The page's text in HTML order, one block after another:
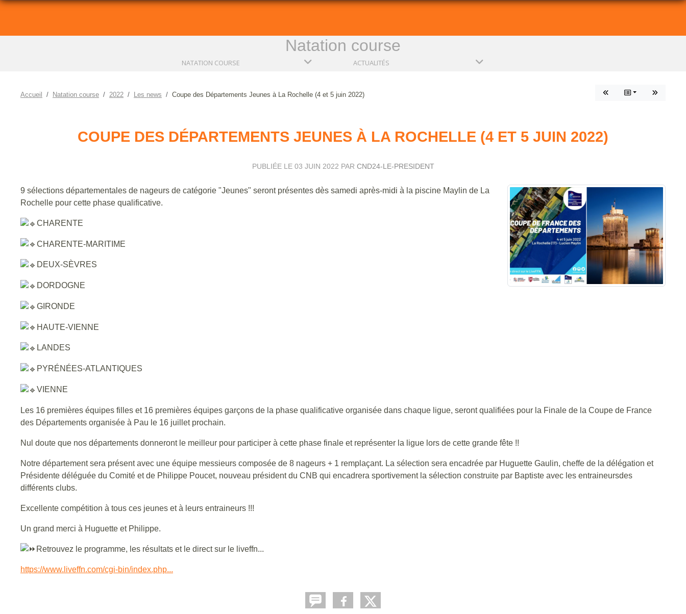
Natation course
NATATION COURSE ACTUALITÉS
Accueil Natation course 2022 Les news Coupe des Départements Jeunes à La Rochelle (4 et 5 juin 2022)
COUPE DES DÉPARTEMENTS JEUNES À LA ROCHELLE (4 ET 5 JUIN 2022)
PUBLIÉE LE 03 JUIN 2022 PAR CND24-LE-PRESIDENT
9 sélections départementales de nageurs de catégorie "Jeunes" seront présentes dès samedi après-midi à la piscine Maylin de La
Rochelle pour cette phase qualificative.
CHARENTE
CHARENTE-MARITIME
DEUX-SÈVRES
DORDOGNE
GIRONDE
HAUTE-VIENNE
LANDES
PYRÉNÉES-ATLANTIQUES
VIENNE
Les 16 premières équipes filles et 16 premières équipes garçons de la phase qualificative organisée dans chaque ligue, seront qualifiées pour la Finale de la Coupe de France
des Départements organisée à Pau le 16 juillet prochain.
Nul doute que nos départements donneront le meilleur pour participer à cette phase finale et représenter la ligue lors de cette grande fête !!
Notre département sera présent avec une équipe messieurs composée de 8 nageurs + 1 remplaçant. La sélection sera encadrée par Huguette Gaulin, cheffe de la délégation et
Présidente déléguée du Comité et de Philippe Poucet, nouveau président du CNB qui encadrera sportivement la sélection construite par Baptiste avec les entraineursdes
différents clubs.
Excellente compétition à tous ces jeunes et à leurs entraineurs !!!
Un grand merci à Huguette et Philippe.
Retrouvez le programme, les résultats et le direct sur le liveffn...
https://www.liveffn.com/cgi-bin/index.php...